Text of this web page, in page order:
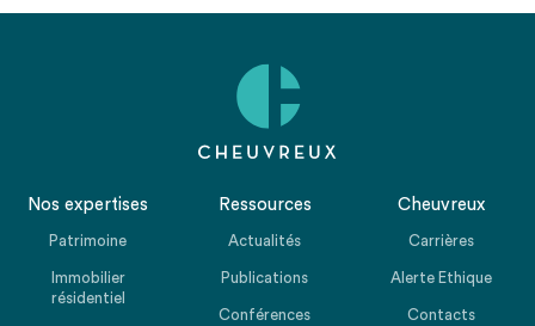
Nos expertises
Patrimoine
Immobilier
résidentiel
Ressources
Actualités
Publications
Conférences
Cheuvreux
Carrières
Alerte Ethique
Contacts